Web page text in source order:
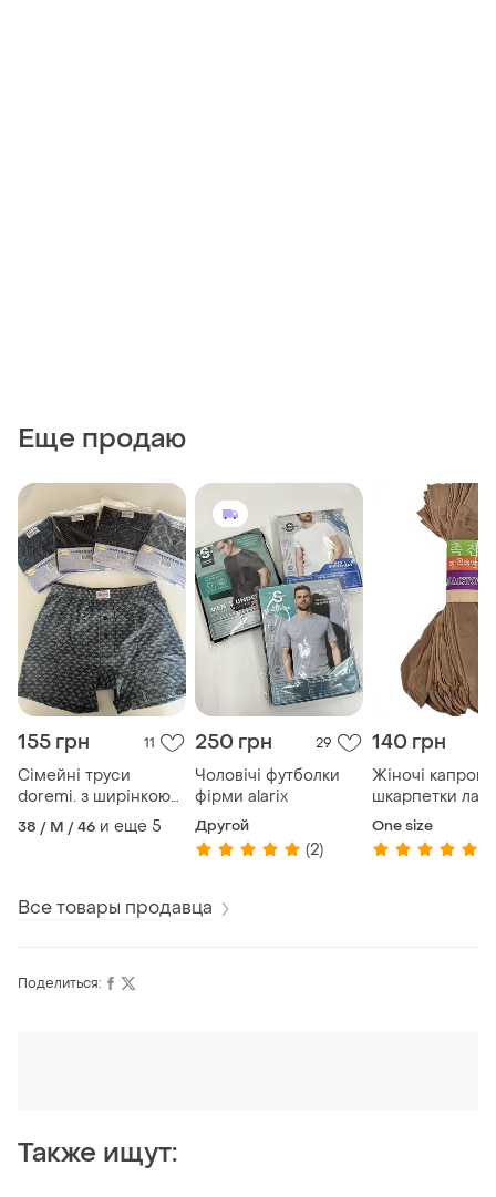
Еще продаю
155 грн 11
Сімейні труси
doremi. з ширінкою
на ґудзиках в різних
кольорах
38 / M / 46 и еще 5
250 грн 29
Чоловічі футболки
фірми alarix
Другой
(2)
140 грн
Жіночі
шкарпетки
One size
Все товары продавца
Поделиться:
Также ищут: